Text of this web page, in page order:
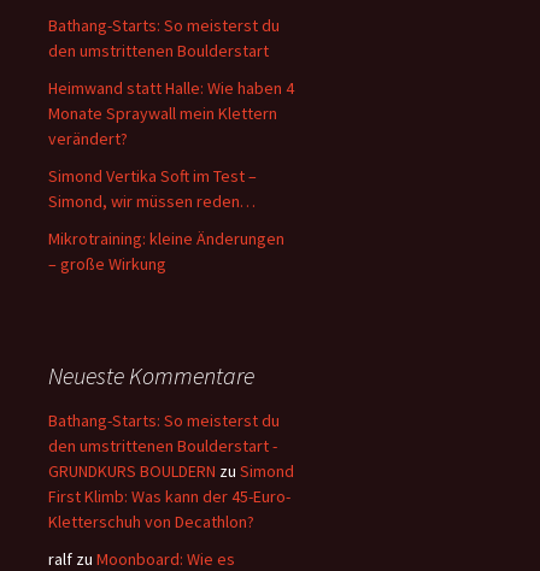
Bathang-Starts: So meisterst du
den umstrittenen Boulderstart
Heimwand statt Halle: Wie haben 4
Monate Spraywall mein Klettern
verändert?
Simond Vertika Soft im Test –
Simond, wir müssen reden…
Mikrotraining: kleine Änderungen
– große Wirkung
Neueste Kommentare
Bathang-Starts: So meisterst du
den umstrittenen Boulderstart -
GRUNDKURS BOULDERN zu Simond
First Klimb: Was kann der 45-Euro-
Kletterschuh von Decathlon?
ralf zu Moonboard: Wie es